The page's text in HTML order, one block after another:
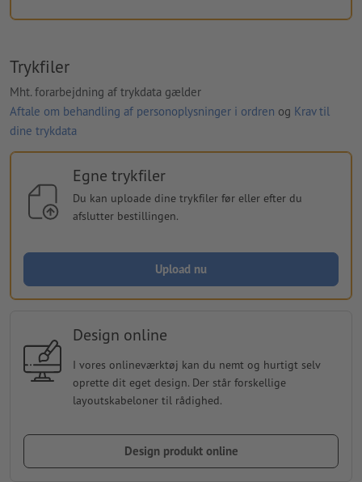
Trykfiler
Mht. forarbejdning af trykdata gælder
Aftale om behandling af personoplysninger i ordren og Krav til
dine trykdata
Egne trykfiler
Du kan uploade dine trykfiler før eller efter du
afslutter bestillingen.
Upload nu
Design online
I vores onlineværktøj kan du nemt og hurtigt selv
oprette dit eget design. Der står forskellige
layoutskabeloner til rådighed.
Design produkt online